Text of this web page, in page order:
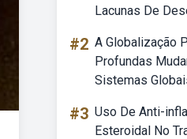
Lacunas De
#2 A Globalização
Profundas
Sistemas
#3 Uso De Anti-
Esteroidal No